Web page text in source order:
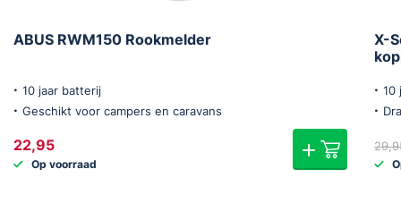
ABUS RWM150 Rookmelder
10 jaar batterij
Geschikt voor campers en caravans
22,95
Op voorraad
X-
10